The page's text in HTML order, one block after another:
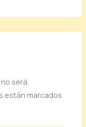
será
están marcados